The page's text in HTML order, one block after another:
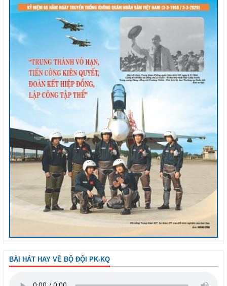
BÀI HÁT HAY VỀ BỘ ĐỘI PK-KQ